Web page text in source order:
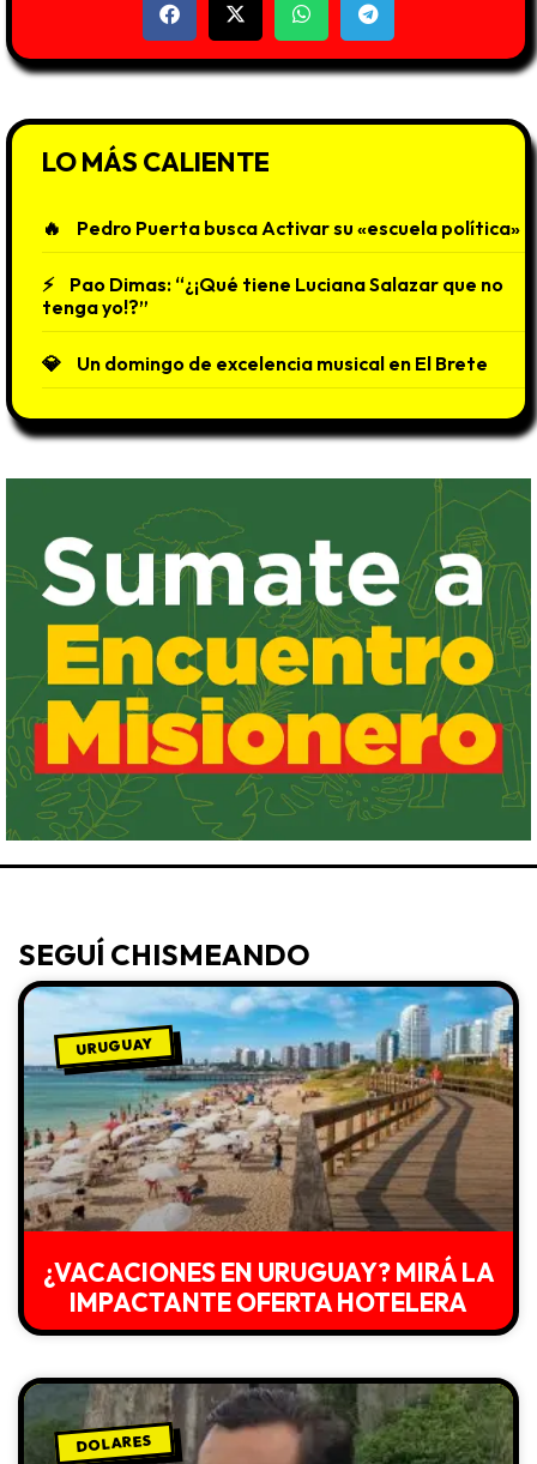
LO MÁS CALIENTE
Pedro Puerta busca Activar su «escuela política»
Pao Dimas: “¿¡Qué tiene Luciana Salazar que no
tenga yo!?”
Un domingo de excelencia musical en El Brete
SEGUÍ CHISMEANDO
URUGUAY
¿VACACIONES EN URUGUAY? MIRÁ LA
IMPACTANTE OFERTA HOTELERA
DOLARES